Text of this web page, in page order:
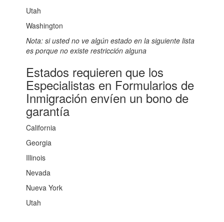
Utah
Washington
Nota: si usted no ve algún estado en la siguiente lista
es porque no existe restricción alguna
Estados requieren que los
Especialistas en Formularios de
Inmigración envíen un bono de
garantía
California
Georgia
Illinois
Nevada
Nueva York
Utah